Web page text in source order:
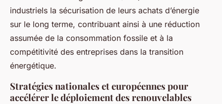
industriels la sécurisation de leurs achats d’énergie
sur le long terme, contribuant ainsi à une réduction
assumée de la consommation fossile et à la
compétitivité des entreprises dans la transition
énergétique.
Stratégies nationales et européennes pour
accélérer le déploiement des renouvelables